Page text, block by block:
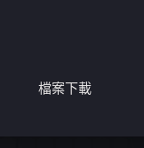
檔案下載